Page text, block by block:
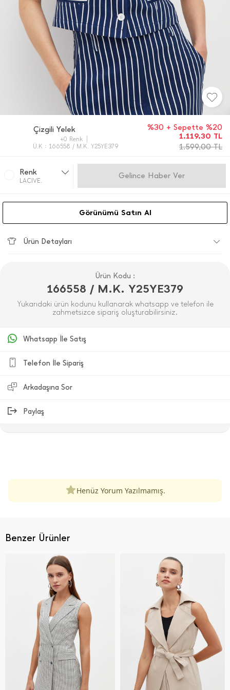
Çizgili Yelek
+0 Renk
Ü.K : 166558 / M.K. Y25YE379
%30 + Sepette %20
1.119,30 TL
1.599,00TL
Renk
LACIVE.
Gelince Haber Ver
Görünümü Satın Al
Ürün Detayları
Ürün Kodu :
166558 / M.K. Y25YE379
Yukarıdaki ürün kodunu kullanarak whatsapp ve telefon ile
zahmetsizce sipariş oluşturabilirsiniz.
Whatsapp İle Satış
Telefon İle Sipariş
Arkadaşına Sor
Paylaş
Henüz Yorum Yazılmamış.
Benzer Ürünler